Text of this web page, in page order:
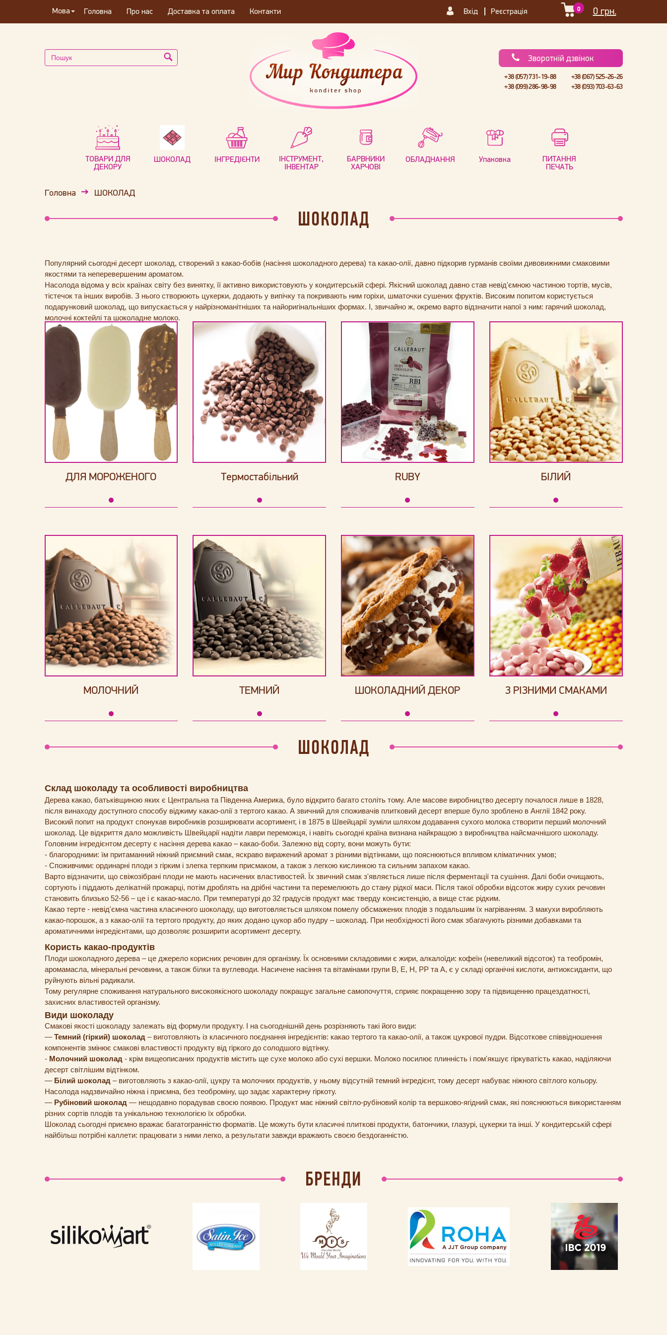
Мова Головна Про нас Доставка та оплата Контакти Вхід Реєстрація 0 грн.
0
Зворотній дзвінок
+38 (057) 731-19-88
+38 (067) 525-26-26
+38 (099) 286-98-98
+38 (093) 703-63-63
ТОВАРИ ДЛЯ
ДЕКОРУ
ШОКОЛАД ІНГРЕДІЄНТИ
ІНСТРУМЕНТ,
ІНВЕНТАР
БАРВНИКИ
ХАРЧОВІ
ОБЛАДНАННЯ Упаковка
ПИТАННЯ
ПЕЧАТЬ
Головна ШОКОЛАД
ШОКОЛАД
Популярний сьогодні десерт шоколад, створений з какао-бобів (насіння шоколадного дерева) та какао-олії, давно підкорив гурманів своїми дивовижними смаковими
якостями та неперевершеним ароматом.
Насолода відома у всіх країнах світу без винятку, її активно використовують у кондитерській сфері. Якісний шоколад давно став невід'ємною частиною тортів, мусів,
тістечок та інших виробів. З нього створюють цукерки, додають у випічку та покривають ним горіхи, шматочки сушених фруктів. Високим попитом користується
подарунковий шоколад, що випускається у найрізноманітніших та найоригінальніших формах. І, звичайно ж, окремо варто відзначити напої з ним: гарячий шоколад,
молочні коктейлі та шоколадне молоко.
ДЛЯ МОРОЖЕНОГО Термостабільний RUBY БІЛИЙ
МОЛОЧНИЙ ТЕМНИЙ ШОКОЛАДНИЙ ДЕКОР З РІЗНИМИ СМАКАМИ
ШОКОЛАД
Склад шоколаду та особливості виробництва
Дерева какао, батьківщиною яких є Центральна та Південна Америка, було відкрито багато століть тому. Але масове виробництво десерту почалося лише в 1828,
після винаходу доступного способу віджиму какао-олії з тертого какао. А звичний для споживачів плитковий десерт вперше було зроблено в Англії 1842 року.
Високий попит на продукт спонукав виробників розширювати асортимент, і в 1875 в Швейцарії зуміли шляхом додавання сухого молока створити перший молочний
шоколад. Це відкриття дало можливість Швейцарії надіти лаври переможця, і навіть сьогодні країна визнана найкращою з виробництва найсмачнішого шоколаду.
Головним інгредієнтом десерту є насіння дерева какао – какао-боби. Залежно від сорту, вони можуть бути:
- благородними: їм притаманний ніжний приємний смак, яскраво виражений аромат з різними відтінками, що пояснюються впливом кліматичних умов;
- Споживчими: ординарні плоди з гірким і злегка терпким присмаком, а також з легкою кислинкою та сильним запахом какао.
Варто відзначити, що свіжозібрані плоди не мають насичених властивостей. Їх звичний смак з'являється лише після ферментації та сушіння. Далі боби очищають,
сортують і піддають делікатній прожарці, потім дроблять на дрібні частини та перемелюють до стану рідкої маси. Після такої обробки відсоток жиру сухих речовин
становить близько 52-56 – це і є какао-масло. При температурі до 32 градусів продукт має тверду консистенцію, а вище стає рідким.
Какао терте - невід'ємна частина класичного шоколаду, що виготовляється шляхом помелу обсмажених плодів з подальшим їх нагріванням. З макухи виробляють
какао-порошок, а з какао-олії та тертого продукту, до яких додано цукор або пудру – шоколад. При необхідності його смак збагачують різними добавками та
ароматичними інгредієнтами, що дозволяє розширити асортимент десерту.
Користь какао-продуктів
Плоди шоколадного дерева – це джерело корисних речовин для організму. Їх основними складовими є жири, алкалоїди: кофеїн (невеликий відсоток) та теобромін,
аромамасла, мінеральні речовини, а також білки та вуглеводи. Насичене насіння та вітамінами групи В, Е, Н, РР та А, є у складі органічні кислоти, антиоксиданти, що
руйнують вільні радикали.
Тому регулярне споживання натурального високоякісного шоколаду покращує загальне самопочуття, сприяє покращенню зору та підвищенню працездатності,
захисних властивостей організму.
Види шоколаду
Смакові якості шоколаду залежать від формули продукту. І на сьогоднішній день розрізняють такі його види:
— Темний (гіркий) шоколад – виготовляють із класичного поєднання інгредієнтів: какао тертого та какао-олії, а також цукрової пудри. Відсоткове співвідношення
компонентів змінює смакові властивості продукту від гіркого до солодшого відтінку.
- Молочний шоколад - крім вищеописаних продуктів містить ще сухе молоко або сухі вершки. Молоко посилює плинність і пом'якшує гіркуватість какао, наділяючи
десерт світлішим відтінком.
— Білий шоколад – виготовляють з какао-олії, цукру та молочних продуктів, у ньому відсутній темний інгредієнт, тому десерт набуває ніжного світлого кольору.
Насолода надзвичайно ніжна і приємна, без теоброміну, що задає характерну гіркоту.
— Рубіновий шоколад — нещодавно порадував своєю появою. Продукт має ніжний світло-рубіновий колір та вершково-ягідний смак, які пояснюються використанням
різних сортів плодів та унікальною технологією їх обробки.
Шоколад сьогодні приємно вражає багатогранністю форматів. Це можуть бути класичні плиткові продукти, батончики, глазурі, цукерки та інші. У кондитерській сфері
найбільш потрібні каллети: працювати з ними легко, а результати завжди вражають своєю бездоганністю.
БРЕНДИ